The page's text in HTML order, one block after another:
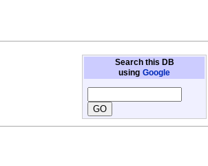
Search this DB
using Google